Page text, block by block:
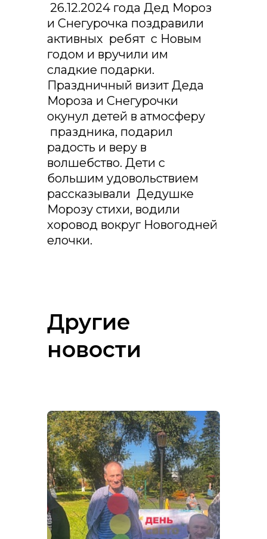
26.12.2024 года Дед Мороз
и Снегурочка поздравили
активных ребят с Новым
годом и вручили им
сладкие подарки.
Праздничный визит Деда
Мороза и Снегурочки
окунул детей в атмосферу
праздника, подарил
радость и веру в
волшебство. Дети с
большим удовольствием
рассказывали Дедушке
Морозу стихи, водили
хоровод вокруг Новогодней
елочки.
Другие
новости